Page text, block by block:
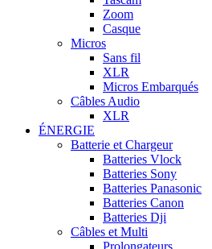
Zoom
Casque
Micros
Sans fil
XLR
Micros Embarqués
Câbles Audio
XLR
ÉNERGIE
Batterie et Chargeur
Batteries Vlock
Batteries Sony
Batteries Panasonic
Batteries Canon
Batteries Dji
Câbles et Multi
Prolongateurs